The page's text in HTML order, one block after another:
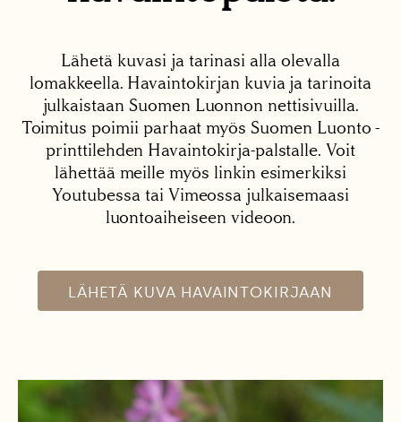
Lähetä kuvasi ja tarinasi alla olevalla
lomakkeella. Havaintokirjan kuvia ja tarinoita
julkaistaan Suomen Luonnon nettisivuilla.
Toimitus poimii parhaat myös Suomen Luonto -
printtilehden Havaintokirja-palstalle. Voit
lähettää meille myös linkin esimerkiksi
Youtubessa tai Vimeossa julkaisemaasi
luontoaiheiseen videoon.
LÄHETÄ KUVA HAVAINTOKIRJAAN